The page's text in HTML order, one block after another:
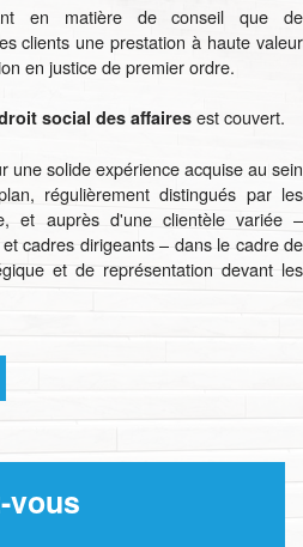
en matière de conseil que de
clients une prestation à haute valeur
en justice de premier ordre.
social des affairesest couvert.
une solide expérience acquise au sein
régulièrement distingués par les
et auprès d'une clientèle variée –
cadres dirigeants – dans le cadre de
et de représentation devant les
vous